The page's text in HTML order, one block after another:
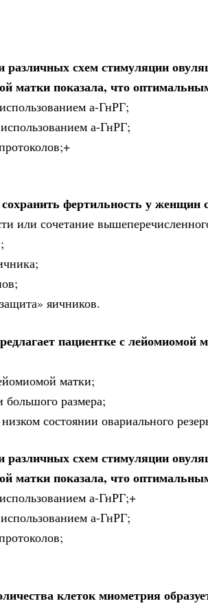
различных схем стимуляции
матки показала, что
а-ГнРГ;
а-ГнРГ;
фертильность у женщин
или сочетание
яичников.
пациентке с
матки;
размера;
состоянии овариального
различных схем стимуляции
матки показала, что
а-ГнРГ;+
а-ГнРГ;
клеток миометрия